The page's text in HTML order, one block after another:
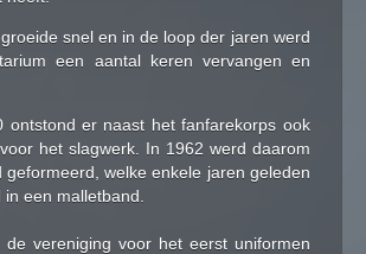
snel en in de loop der jaren werd
een aantal keren vervangen en
ontstond er naast het fanfarekorps ook
het slagwerk. In 1962 werd daarom
geformeerd, welke enkele jaren geleden
een malletband.
de vereniging voor het eerst uniformen